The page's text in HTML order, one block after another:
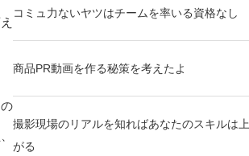
コミュ力ないヤツはチームを率いる資格なし
商品PR動画を作る秘策を考えたよ
撮影現場のリアルを知ればあなたのスキルは上
がる